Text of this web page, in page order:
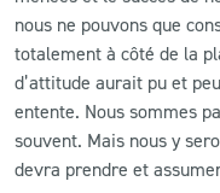
nous ne pouvons que
totalement à côté de la
d’attitude aurait pu et
entente. Nous sommes
souvent. Mais nous y
devra prendre et